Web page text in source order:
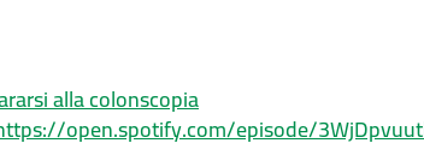
alla colonscopia
open.spotify.com/episode/